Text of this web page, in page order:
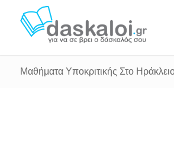
Μαθήματα Υποκριτικής Στο